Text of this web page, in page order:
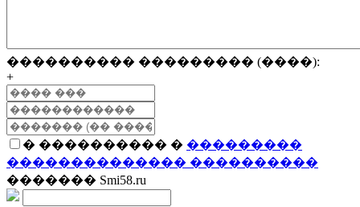
���������� ��������� (����):
+
� ���������� � ���������
�������������� ����������
������� Smi58.ru